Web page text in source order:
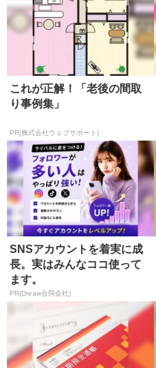
これが正解！「老後の間取
り事例集」
PR(株式会社ウェブサポート)
SNSアカウントを着実に成
長。実はみんなココ使って
ます。
PR(Dreaw合同会社)